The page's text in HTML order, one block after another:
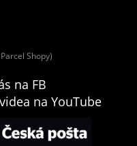
Shopy)
na FB
na YouTube